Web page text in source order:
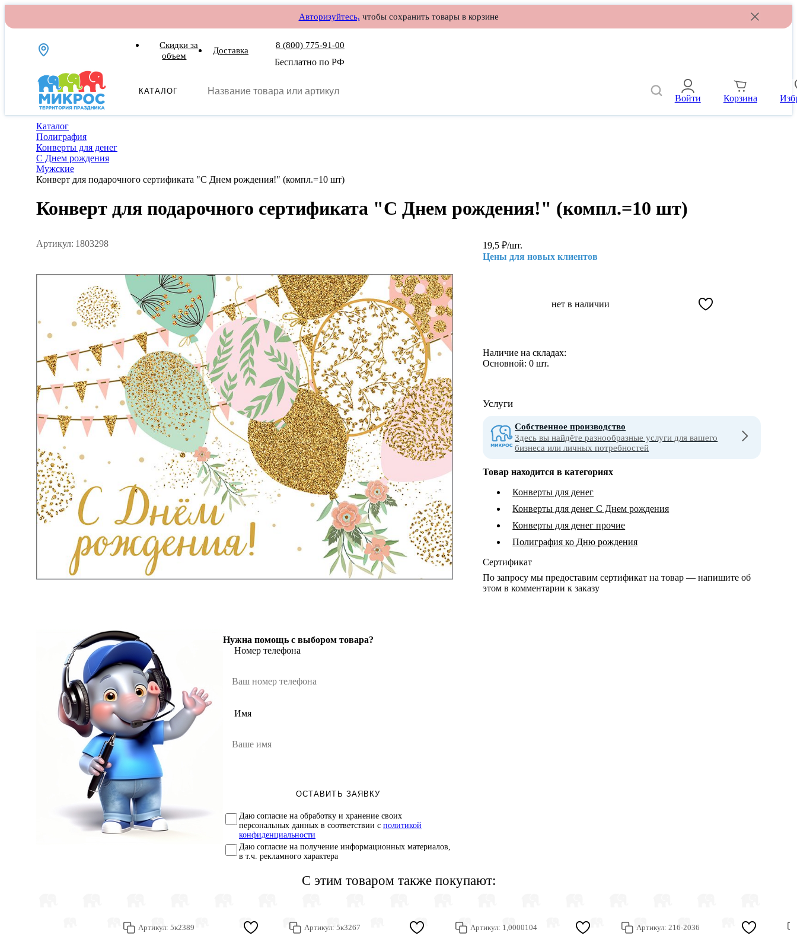
Авторизуйтесь, чтобы сохранить товары в корзине
Скидки за
объем
Доставка
8 (800) 775-91-00
Бесплатно по РФ
КАТАЛОГ
Войти Корзина
Каталог
Полиграфия
Конверты для денег
С Днем рождения
Мужские
Конверт для подарочного сертификата "С Днем рождения!" (компл.=10 шт)
Конверт для подарочного сертификата "С Днем рождения!" (компл.=10 шт)
Артикул: 1803298
Нужна помощь с выбором товара?
Номер телефона
Имя
ОСТАВИТЬ ЗАЯВКУ
Даю согласие на обработку и хранение своих
персональных данных в соответствии с политикой
конфиденциальности
Даю согласие на получение информационных материалов,
в т.ч. рекламного характера
19,5₽/шт.
Цены для новых клиентов
нет в наличии
Наличие на складах:
Основной:0 шт.
Услуги
Собственное производство
Здесь вы найдёте разнообразные услуги для вашего
бизнеса или личных потребностей
Товар находится в категориях
Конверты для денег
Конверты для денег С Днем рождения
Конверты для денег прочие
Полиграфия ко Дню рождения
Сертификат
По запросу мы предоставим сертификат на товар — напишите об
этом в комментарии к заказу
С этим товаром также покупают:
Артикул: 5к2389 Артикул: 5к3267 Артикул: 1,0000104 Артикул: 216-2036